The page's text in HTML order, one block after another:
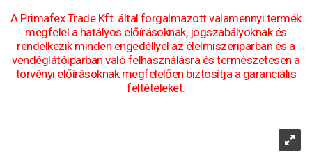
A Primafex Trade Kft. által forgalmazott valamennyi termék
megfelel a hatályos előírásoknak, jogszabályoknak és
rendelkezik minden engedéllyel az élelmiszeriparban és a
vendéglátóiparban való felhasználásra és természetesen a
törvényi előírásoknak megfelelően biztosítja a garanciális
feltételeket.